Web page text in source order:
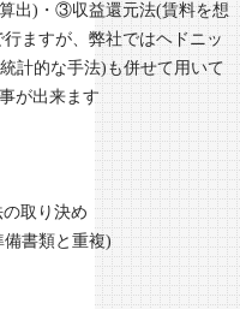
出)・③収益還元法(賃料を想
ますが、弊社ではヘドニッ
計的な手法)も併せて用いて
事が出来ます
取り決め
書類と重複)